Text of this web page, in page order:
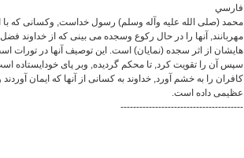
فارسي
محمد (صلی الله علیه وآله وسلم) رسول خداست, وکسانی که
مهربانند, آنها را در حال رکوع وسجده می بینی که از خداوند
هایشان از اثر سجده (نمایان) است. این توصیف آنها در تورات
سپس آن را تقویت کرد, تا محکم گردیده, وبر پای خودایستاده
کافران را به خشم آورد, خداوند به کسانی از آنها که ایمان
عظیمی داده است.
---------------------------------------